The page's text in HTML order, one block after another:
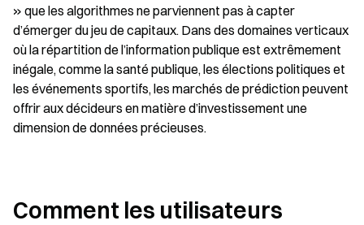
» que les algorithmes ne parviennent pas à capter
d’émerger du jeu de capitaux. Dans des domaines verticaux
où la répartition de l’information publique est extrêmement
inégale, comme la santé publique, les élections politiques et
les événements sportifs, les marchés de prédiction peuvent
offrir aux décideurs en matière d’investissement une
dimension de données précieuses.
Comment les utilisateurs